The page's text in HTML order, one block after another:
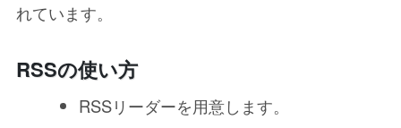
れています。
RSSの使い方
RSSリーダーを用意します。